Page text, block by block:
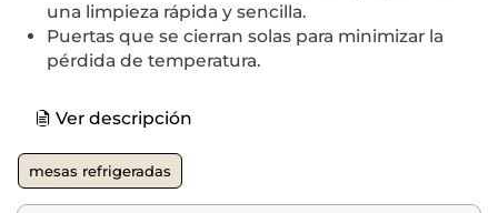
una limpieza rápida y sencilla.
Puertas que se cierran solas para minimizar la
pérdida de temperatura.
Ver descripción
mesas refrigeradas